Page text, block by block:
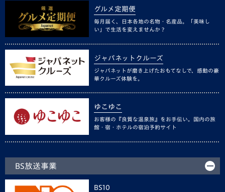
グルメ定期便
毎月届く、日本各地の名物・名産品。「美味し
い」で生活を変えませんか？
ジャパネットクルーズ
ジャパネットが磨き上げたおもてなしで、感動の豪
華クルーズ体験を。
ゆこゆこ
お客様の『良質な温泉旅』をお手伝い。国内の旅
館・宿・ホテルの宿泊予約サイト
BS放送事業
BS10